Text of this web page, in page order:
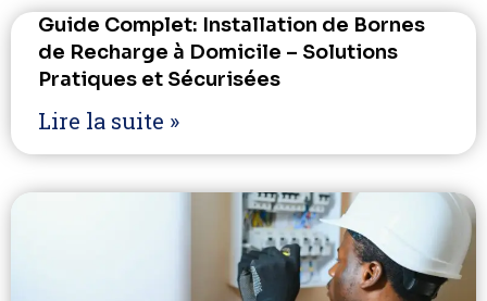
Guide Complet: Installation de Bornes
de Recharge à Domicile – Solutions
Pratiques et Sécurisées
Lire la suite »